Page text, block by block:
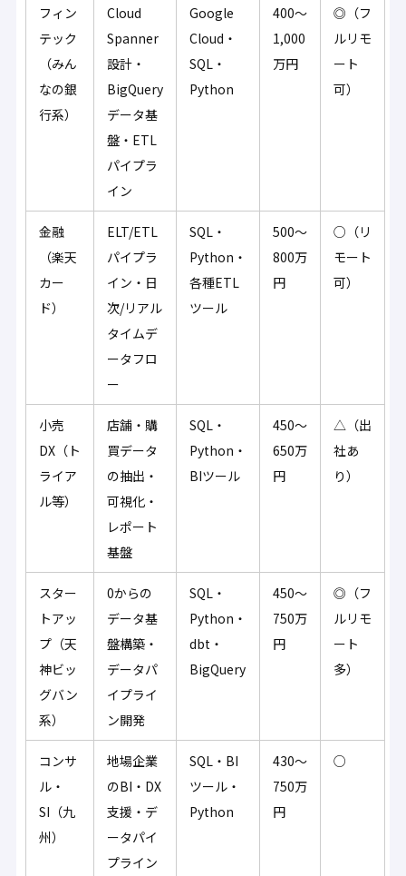
フィン
テック
（みん
なの銀
行系）
Cloud
Spanner
設計・
BigQuery
データ基
盤・ETL
パイプラ
イン
Google
Cloud・
SQL・
Python
400〜
1,000
万円
◎（フ
ルリモ
ート
可）
金融
（楽天
カー
ド）
ELT/ETL
パイプラ
イン・日
次/リアル
タイムデ
ータフロ
ー
SQL・
Python・
各種ETL
ツール
500〜
800万
円
○（リ
モート
可）
小売
DX（ト
ライア
ル等）
店舗・購
買データ
の抽出・
可視化・
レポート
基盤
SQL・
Python・
BIツール
450〜
650万
円
△（出
社あ
り）
スター
トアッ
プ（天
神ビッ
グバン
系）
0からの
データ基
盤構築・
データパ
イプライ
ン開発
SQL・
Python・
dbt・
BigQuery
450〜
750万
円
◎（フ
ルリモ
ート
多）
コンサ
ル・
SI（九
州）
地場企業
のBI・DX
支援・デ
ータパイ
プライン
SQL・BI
ツール・
Python
430〜
750万
円
○